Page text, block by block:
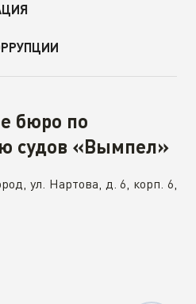
бюро по
судов «Вымпел»
ул. Нартова, д. 6, корп. 6,